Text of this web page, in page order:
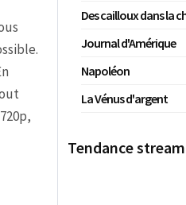
Des cailloux dans la
Journal d'Amérique
Napoléon
La Vénus d'argent
Tendance